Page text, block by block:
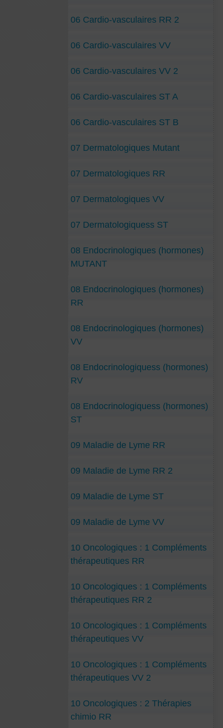
06 Cardio-vasculaires RR 2
06 Cardio-vasculaires VV
06 Cardio-vasculaires VV 2
06 Cardio-vasculaires ST A
06 Cardio-vasculaires ST B
07 Dermatologiques Mutant
07 Dermatologiques RR
07 Dermatologiques VV
07 Dermatologiquess ST
08 Endocrinologiques (hormones)
MUTANT
08 Endocrinologiques (hormones)
RR
08 Endocrinologiques (hormones)
VV
08 Endocrinologiquess (hormones)
RV
08 Endocrinologiquess (hormones)
ST
09 Maladie de Lyme RR
09 Maladie de Lyme RR 2
09 Maladie de Lyme ST
09 Maladie de Lyme VV
10 Oncologiques : 1 Compléments
thérapeutiques RR
10 Oncologiques : 1 Compléments
thérapeutiques RR 2
10 Oncologiques : 1 Compléments
thérapeutiques VV
10 Oncologiques : 1 Compléments
thérapeutiques VV 2
10 Oncologiques : 2 Thérapies
chimio RR